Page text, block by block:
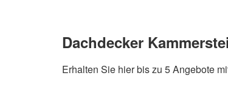
Dachdecker
Erhalten Sie hier bis zu 5 Angebote